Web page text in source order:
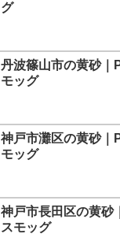
グ
丹波篠山市の黄砂｜
モッグ
神戸市灘区の黄砂｜
モッグ
神戸市長田区の黄砂
スモッグ